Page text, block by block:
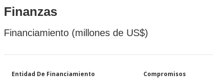
Finanzas
Financiamiento (millones de US$)
Entidad De Financiamiento Compromisos